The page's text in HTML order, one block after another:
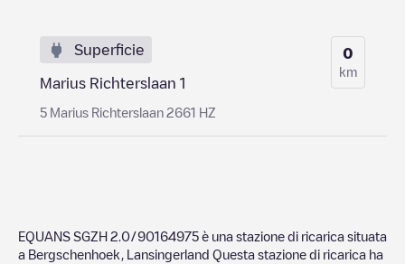
Superficie
Marius Richterslaan 1
5 Marius Richterslaan 2661 HZ
0
km
EQUANS SGZH 2.0/90164975 è una stazione di ricarica situata
a Bergschenhoek Lansingerland Questa stazione di ricarica ha